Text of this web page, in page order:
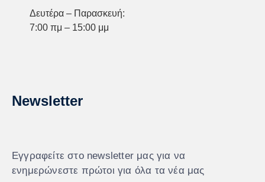
Δευτέρα – Παρασκευή:
7:00 πμ – 15:00 μμ
Newsletter
Εγγραφείτε στο newsletter μας για να
ενημερώνεστε πρώτοι για όλα τα νέα μας